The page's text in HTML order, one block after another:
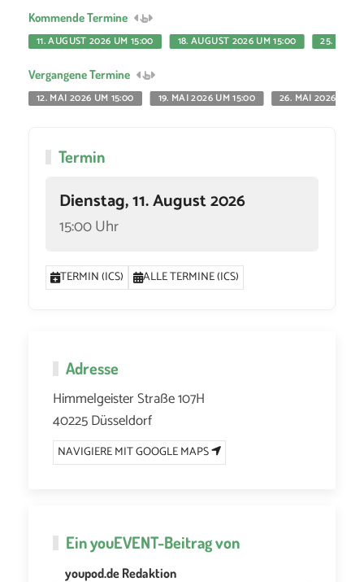
Kommende Termine
11. AUGUST 2026 UM 15:00
18. AUGUST 2026 UM 15:00 25.
Vergangene Termine
12. MAI 2026 UM 15:00
19. MAI 2026 UM 15:00 26. MAI 2026 UM
Termin
Dienstag, 11. August 2026
15:00 Uhr
TERMIN (ICS) ALLE TERMINE (ICS)
Adresse
Himmelgeister Straße 107H
40225 Düsseldorf
NAVIGIERE MIT GOOGLE MAPS
EinyouEVENT-Beitrag von
youpod.de Redaktion